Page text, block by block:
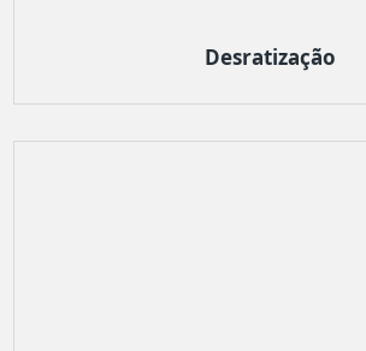
Desratização